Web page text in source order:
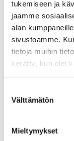
tukemiseen ja
jaamme
alan
sivustoamme.
tietoja muihin
kerätty, kun olet
valinta
Välttämätön
Mieltymykset
2022
2021
2020